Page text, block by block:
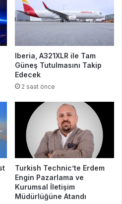
Iberia, A321XLR ile Tam
Güneş Tutulmasını Takip
Edecek
2 saat önce
Turkish Technic’te Erdem
Engin Pazarlama ve
Kurumsal İletişim
Müdürlüğüne Atandı